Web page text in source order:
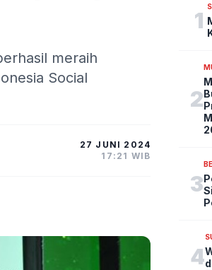
meraih
Social
27 JUNI 2024
17:21 WIB
1
2
3
4